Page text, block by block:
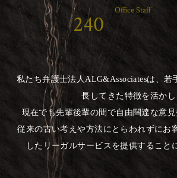
Office Staff
240
私たち弁護士法人ALG&Associatesは、若
長してきた特徴を活かし
現在でも先輩後輩の間で自由闊達な意見
従来の古い考えや方法にとらわれずにお
したリーガルサービスを提供すること